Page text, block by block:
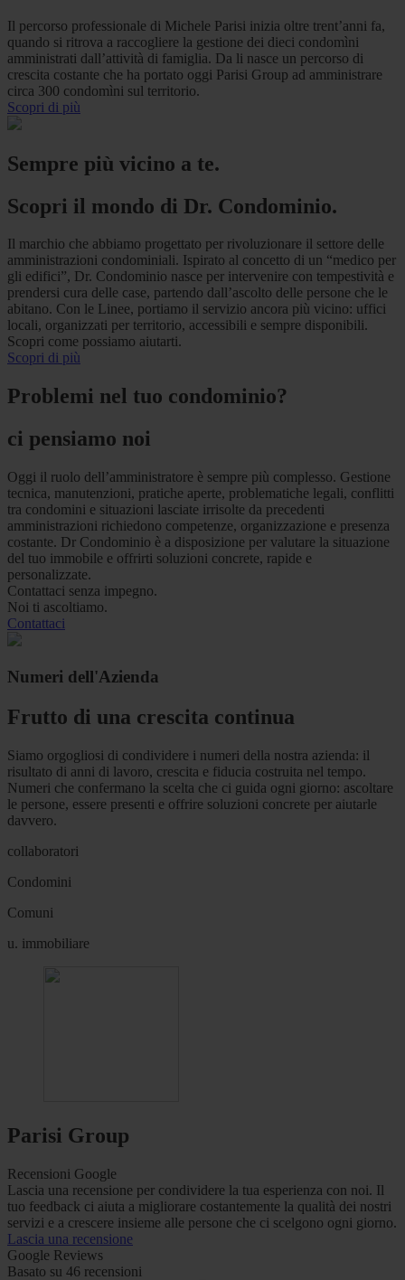
Il percorso professionale di Michele Parisi inizia oltre trent’anni fa,
quando si ritrova a raccogliere la gestione dei dieci condomìni
amministrati dall’attività di famiglia. Da li nasce un percorso di
crescita costante che ha portato oggi Parisi Group ad amministrare
circa 300 condomìni sul territorio.
Scopri di più
Sempre più vicino a te.
Scopri il mondo di Dr. Condominio.
Il marchio che abbiamo progettato per rivoluzionare il settore delle
amministrazioni condominiali. Ispirato al concetto di un “medico per
gli edifici”, Dr. Condominio nasce per intervenire con tempestività e
prendersi cura delle case, partendo dall’ascolto delle persone che le
abitano. Con le Linee, portiamo il servizio ancora più vicino: uffici
locali, organizzati per territorio, accessibili e sempre disponibili.
Scopri come possiamo aiutarti.
Scopri di più
Problemi nel tuo condominio?
ci pensiamo noi
Oggi il ruolo dell’amministratore è sempre più complesso. Gestione
tecnica, manutenzioni, pratiche aperte, problematiche legali, conflitti
tra condomini e situazioni lasciate irrisolte da precedenti
amministrazioni richiedono competenze, organizzazione e presenza
costante. Dr Condominio è a disposizione per valutare la situazione
del tuo immobile e offrirti soluzioni concrete, rapide e
personalizzate.
Contattaci senza impegno.
Noi ti ascoltiamo.
Contattaci
Numeri dell'Azienda
Frutto di una crescita continua
Siamo orgogliosi di condividere i numeri della nostra azienda: il
risultato di anni di lavoro, crescita e fiducia costruita nel tempo.
Numeri che confermano la scelta che ci guida ogni giorno: ascoltare
le persone, essere presenti e offrire soluzioni concrete per aiutarle
davvero.
collaboratori
Condomini
Comuni
u. immobiliare
Parisi Group
Recensioni Google
Lascia una recensione per condividere la tua esperienza con noi. Il
tuo feedback ci aiuta a migliorare costantemente la qualità dei nostri
servizi e a crescere insieme alle persone che ci scelgono ogni giorno.
Lascia una recensione
Google Reviews
Basato su 46 recensioni